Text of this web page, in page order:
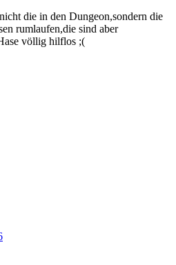
die in den Dungeon,sondern die
rumlaufen,die sind aber
völlig hilflos ;(